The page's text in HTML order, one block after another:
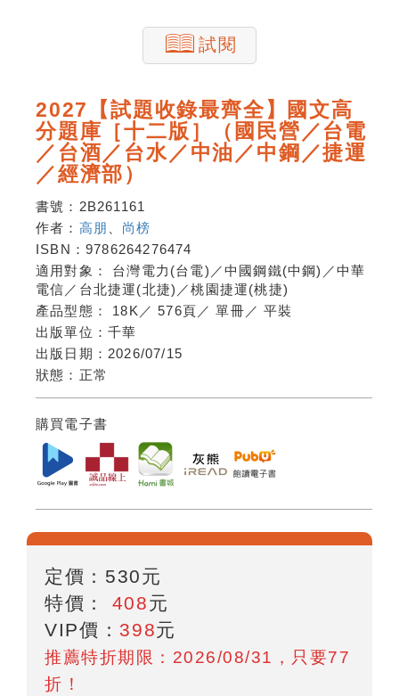
試閱
2027【試題收錄最齊全】國文高
分題庫［十二版］（國民營／台電
／台酒／台水／中油／中鋼／捷運
／經濟部）
書號： 2B261161
作者： 高朋
尚榜
ISBN： 9786264276474
適用對象： 台灣電力(台電)／中國鋼鐵(中鋼)／中華
電信／台北捷運(北捷)／桃園捷運(桃捷)
產品型態： 18K ／576頁 ／單冊 ／平裝
出版單位： 千華
出版日期： 2026/07/15
狀態： 正常
購買電子書
定價： 530元
特價： 408元
VIP價： 398元
推薦特折期限：2026/08/31，只要77
折！